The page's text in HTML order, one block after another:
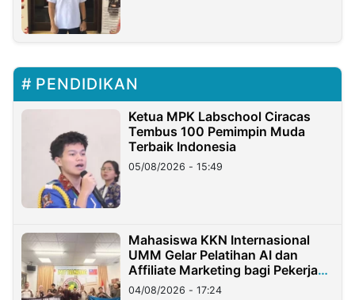
PENDIDIKAN
Ketua MPK Labschool Ciracas
Tembus 100 Pemimpin Muda
Terbaik Indonesia
05/08/2026 - 15:49
Mahasiswa KKN Internasional
UMM Gelar Pelatihan AI dan
Affiliate Marketing bagi Pekerja
Migran Indonesia di Taiwan
04/08/2026 - 17:24